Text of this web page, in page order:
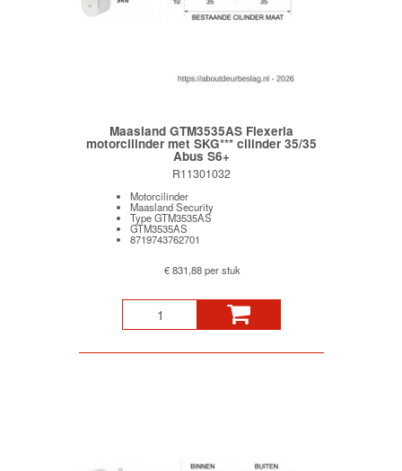
Maasland GTM3535AS Flexeria
motorcilinder met SKG*** cilinder 35/35
Abus S6+
R11301032
Motorcilinder
Maasland Security
Type GTM3535AS
GTM3535AS
8719743762701
€ 831,88 per stuk